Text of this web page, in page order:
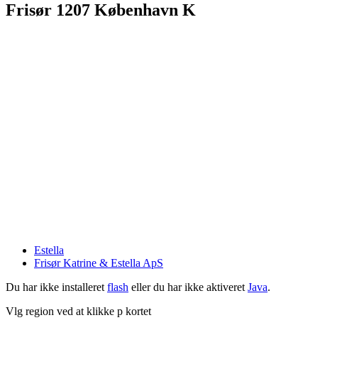
Frisør 1207 København K
Estella
Frisør Katrine & Estella ApS
Du har ikke installeret flash eller du har ikke aktiveret Java.
Vlg region ved at klikke p kortet